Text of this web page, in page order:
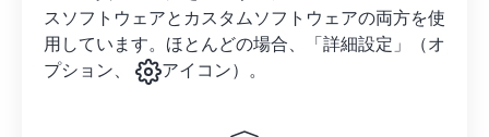
スソフトウェアとカスタムソフトウェアの両方を使
用しています。ほとんどの場合、「詳細設定」（オ
プション、
アイコン）。